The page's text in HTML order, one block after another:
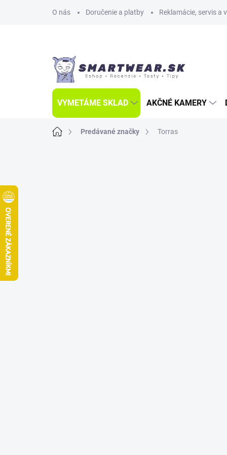
O nás Doručenie a platby Reklamácie, servis a
VYMETÁME SKLAD AKČNÉ KAMERY
DomovPredávané značky Torras